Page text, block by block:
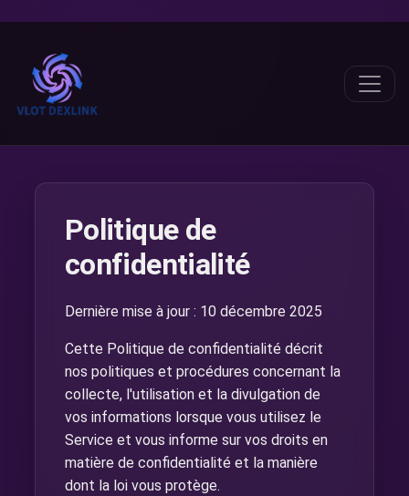
Politique de
confidentialité
Dernière mise à jour : 10 décembre 2025
Cette Politique de confidentialité décrit
nos politiques et procédures concernant la
collecte, l'utilisation et la divulgation de
vos informations lorsque vous utilisez le
Service et vous informe sur vos droits en
matière de confidentialité et la manière
dont la loi vous protège.